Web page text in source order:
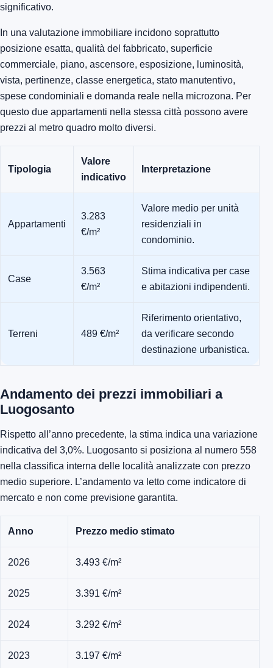
significativo.
In una valutazione immobiliare incidono soprattutto
posizione esatta, qualità del fabbricato, superficie
commerciale, piano, ascensore, esposizione, luminosità,
vista, pertinenze, classe energetica, stato manutentivo,
spese condominiali e domanda reale nella microzona. Per
questo due appartamenti nella stessa città possono avere
prezzi al metro quadro molto diversi.
Tipologia
Valore
indicativo
Interpretazione
Appartamenti
3.283
€/m²
Valore medio per unità
residenziali in
condominio.
Case
3.563
€/m²
Stima indicativa per case
e abitazioni indipendenti.
Terreni 489 €/m²
Riferimento orientativo,
da verificare secondo
destinazione urbanistica.
Andamento dei prezzi immobiliari a
Luogosanto
Rispetto all’anno precedente, la stima indica una variazione
indicativa del 3,0%. Luogosanto si posiziona al numero 558
nella classifica interna delle località analizzate con prezzo
medio superiore. L’andamento va letto come indicatore di
mercato e non come previsione garantita.
Anno Prezzo medio stimato
2026 3.493 €/m²
2025 3.391 €/m²
2024 3.292 €/m²
2023 3.197 €/m²